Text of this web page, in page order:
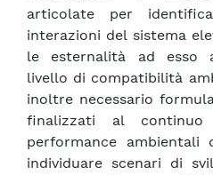
articolate per
interazioni del sistema
le esternalità ad esso
livello di compatibilità
inoltre necessario
finalizzati al continuo
performance ambientali
individuare scenari di